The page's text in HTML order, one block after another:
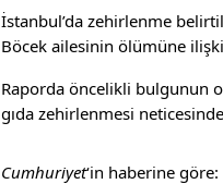
İstanbul’da zehirlenme
Böcek ailesinin ölümüne
Raporda öncelikli bulgunun
gıda zehirlenmesi
Cumhuriyet‘in haberine göre: